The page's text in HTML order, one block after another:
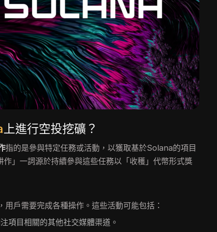
上進行空投挖礦？
指的是參與特定任務或活動，以獲取基於Solana的項目
作」一詞源於持續參與這些任務以「收穫」代幣形式獎
，用戶需要完成各種操作。這些活動可能包括：
項目相關的其他社交媒體渠道。